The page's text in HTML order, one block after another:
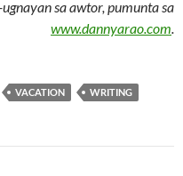
sa awtor, pumunta sa
www.dannyarao.com.
VACATION WRITING